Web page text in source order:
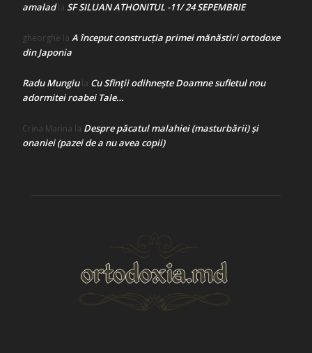
amaladla SF SILUAN ATHONITUL -11/ 24 SEPEMBRIE
gheorghe la A început construcţia primei mănăstiri ortodoxe
din Japonia
Radu Mungiula Cu Sfinții odihnește Doamne sufletul nou
adormitei roabei Tale…
Crina Marina la Despre păcatul malahiei (masturbării) şi
onaniei (pazei de a nu avea copii)